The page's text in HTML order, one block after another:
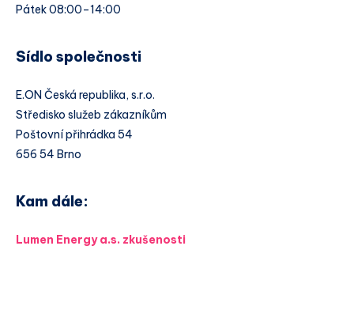
Pátek 08:00–14:00
Sídlo společnosti
E.ON Česká republika, s.r.o.
Středisko služeb zákazníkům
Poštovní přihrádka 54
656 54 Brno
Kam dále:
Lumen Energy a.s. zkušenosti